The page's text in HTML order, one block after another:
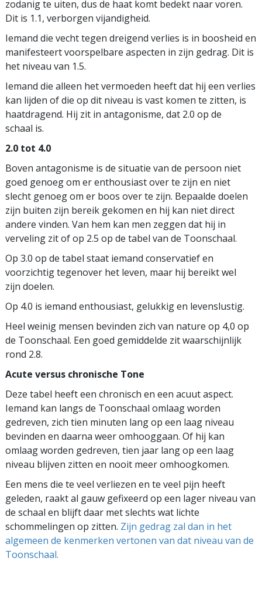
zodanig te uiten, dus de haat komt bedekt naar voren.
Dit is 1.1, verborgen vijandigheid.
Iemand die vecht tegen dreigend verlies is in boosheid en
manifesteert voorspelbare aspecten in zijn gedrag. Dit is
het niveau van 1.5.
Iemand die alleen het vermoeden heeft dat hij een verlies
kan lijden of die op dit niveau is vast komen te zitten, is
haatdragend. Hij zit in antagonisme, dat 2.0 op de
schaal is.
2.0 tot 4.0
Boven antagonisme is de situatie van de persoon niet
goed genoeg om er enthousiast over te zijn en niet
slecht genoeg om er boos over te zijn. Bepaalde doelen
zijn buiten zijn bereik gekomen en hij kan niet direct
andere vinden. Van hem kan men zeggen dat hij in
verveling zit of op 2.5 op de tabel van de Toonschaal.
Op 3.0 op de tabel staat iemand conservatief en
voorzichtig tegenover het leven, maar hij bereikt wel
zijn doelen.
Op 4.0 is iemand enthousiast, gelukkig en levenslustig.
Heel weinig mensen bevinden zich van nature op 4,0 op
de Toonschaal. Een goed gemiddelde zit waarschijnlijk
rond 2.8.
Acute versus chronische Tone
Deze tabel heeft een chronisch en een acuut aspect.
Iemand kan langs de Toonschaal omlaag worden
gedreven, zich tien minuten lang op een laag niveau
bevinden en daarna weer omhooggaan. Of hij kan
omlaag worden gedreven, tien jaar lang op een laag
niveau blijven zitten en nooit meer omhoogkomen.
Een mens die te veel verliezen en te veel pijn heeft
geleden, raakt al gauw gefixeerd op een lager niveau van
de schaal en blijft daar met slechts wat lichte
schommelingen op zitten. Zijn gedrag zal dan in het
algemeen de kenmerken vertonen van dat niveau van de
Toonschaal.